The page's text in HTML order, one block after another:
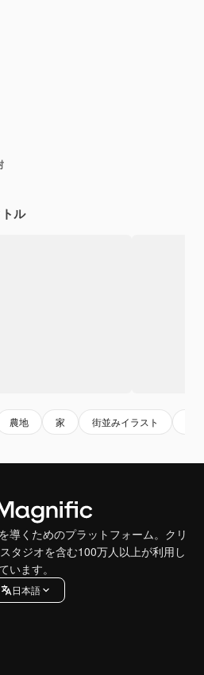
ル
農地 家 街並みイラスト
導くためのプラットフォーム。クリ
タジオを含む100万人以上が利用し
ています。
日本語